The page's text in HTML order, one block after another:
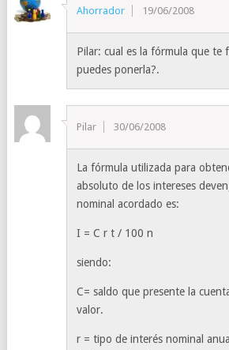
Ahorrador 19/06/2008
Pilar: cual es la fórmula que te
puedes ponerla?.
Pilar 30/06/2008
La fórmula utilizada para
absoluto de los intereses
nominal acordado es:
I = C r t / 100 n
siendo:
C= saldo que presente la
valor.
r = tipo de interés nominal